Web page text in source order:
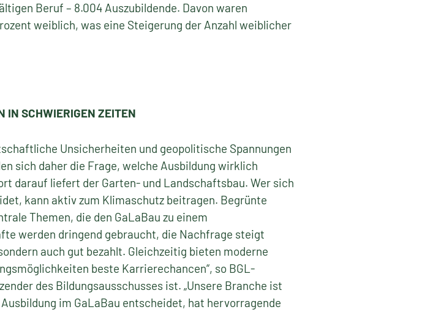
Beruf – 8.004 Auszubildende. Davon waren
weiblich, was eine Steigerung der Anzahl weiblicher
SCHWIERIGEN ZEITEN
Unsicherheiten und geopolitische Spannungen
sich daher die Frage, welche Ausbildung wirklich
darauf liefert der Garten- und Landschaftsbau. Wer sich
kann aktiv zum Klimaschutz beitragen. Begrünte
Themen, die den GaLaBau zu einem
werden dringend gebraucht, die Nachfrage steigt
auch gut bezahlt. Gleichzeitig bieten moderne
beste Karrierechancen“, so BGL-
des Bildungsausschusses ist. „Unsere Branche ist
im GaLaBau entscheidet, hat hervorragende